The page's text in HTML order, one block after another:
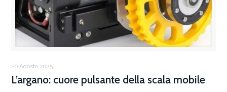
20 Agosto 2025
L’argano: cuore pulsante della scala mobile